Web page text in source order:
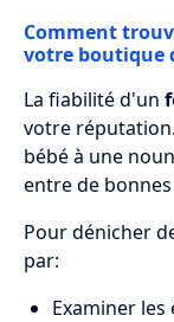
Comment
votre boutique
La fiabilité d'un
votre
bébé à une
entre de
Pour dénicher
par:
Examiner